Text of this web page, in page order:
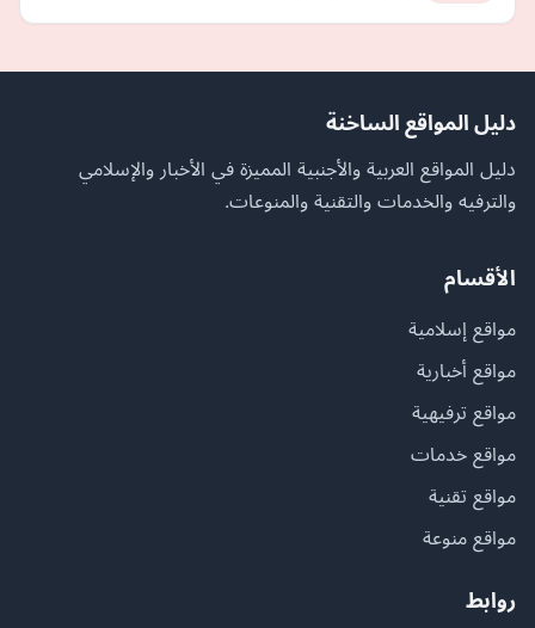
دليل المواقع الساخنة
دليل المواقع العربية والأجنبية المميزة في الأخبار والإسلامي
والترفيه والخدمات والتقنية والمنوعات.
الأقسام
مواقع إسلامية
مواقع أخبارية
مواقع ترفيهية
مواقع خدمات
مواقع تقنية
مواقع منوعة
روابط